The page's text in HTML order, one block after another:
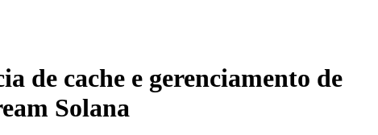
de cache e gerenciamento de
Solana